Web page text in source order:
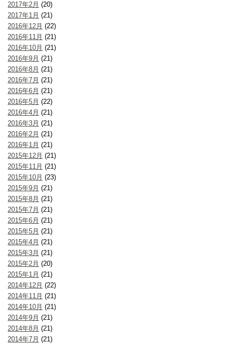
2017年2月 (20)
2017年1月 (21)
2016年12月 (22)
2016年11月 (21)
2016年10月 (21)
2016年9月 (21)
2016年8月 (21)
2016年7月 (21)
2016年6月 (21)
2016年5月 (22)
2016年4月 (21)
2016年3月 (21)
2016年2月 (21)
2016年1月 (21)
2015年12月 (21)
2015年11月 (21)
2015年10月 (23)
2015年9月 (21)
2015年8月 (21)
2015年7月 (21)
2015年6月 (21)
2015年5月 (21)
2015年4月 (21)
2015年3月 (21)
2015年2月 (20)
2015年1月 (21)
2014年12月 (22)
2014年11月 (21)
2014年10月 (21)
2014年9月 (21)
2014年8月 (21)
2014年7月 (21)